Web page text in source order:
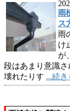
雨
ス
雨
け
が
段はあまり意識
壊れたりす ...続